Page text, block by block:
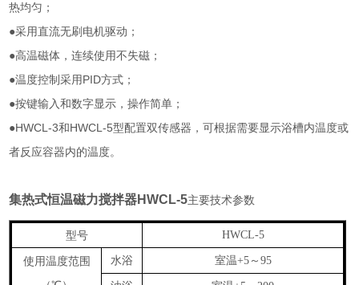
热均匀；
●采用直流无刷电机驱动；
●高温磁体，连续使用不失磁；
●温度控制采用PID方式；
●按键输入和数字显示，操作简单；
●HWCL-3和HWCL-5型配置双传感器，可根据需要显示浴槽内温度或
者反应容器内的温度。
集热式恒温磁力搅拌器HWCL-5主要技术参数
型号 HWCL-5
使用温度范围
水浴 室温+5～ 95